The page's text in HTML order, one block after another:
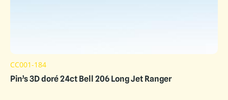
CC001-184
Pin’s 3D doré 24ct Bell 206 Long Jet Ranger